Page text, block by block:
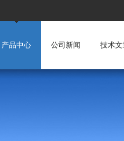
产品中心 公司新闻 技术文